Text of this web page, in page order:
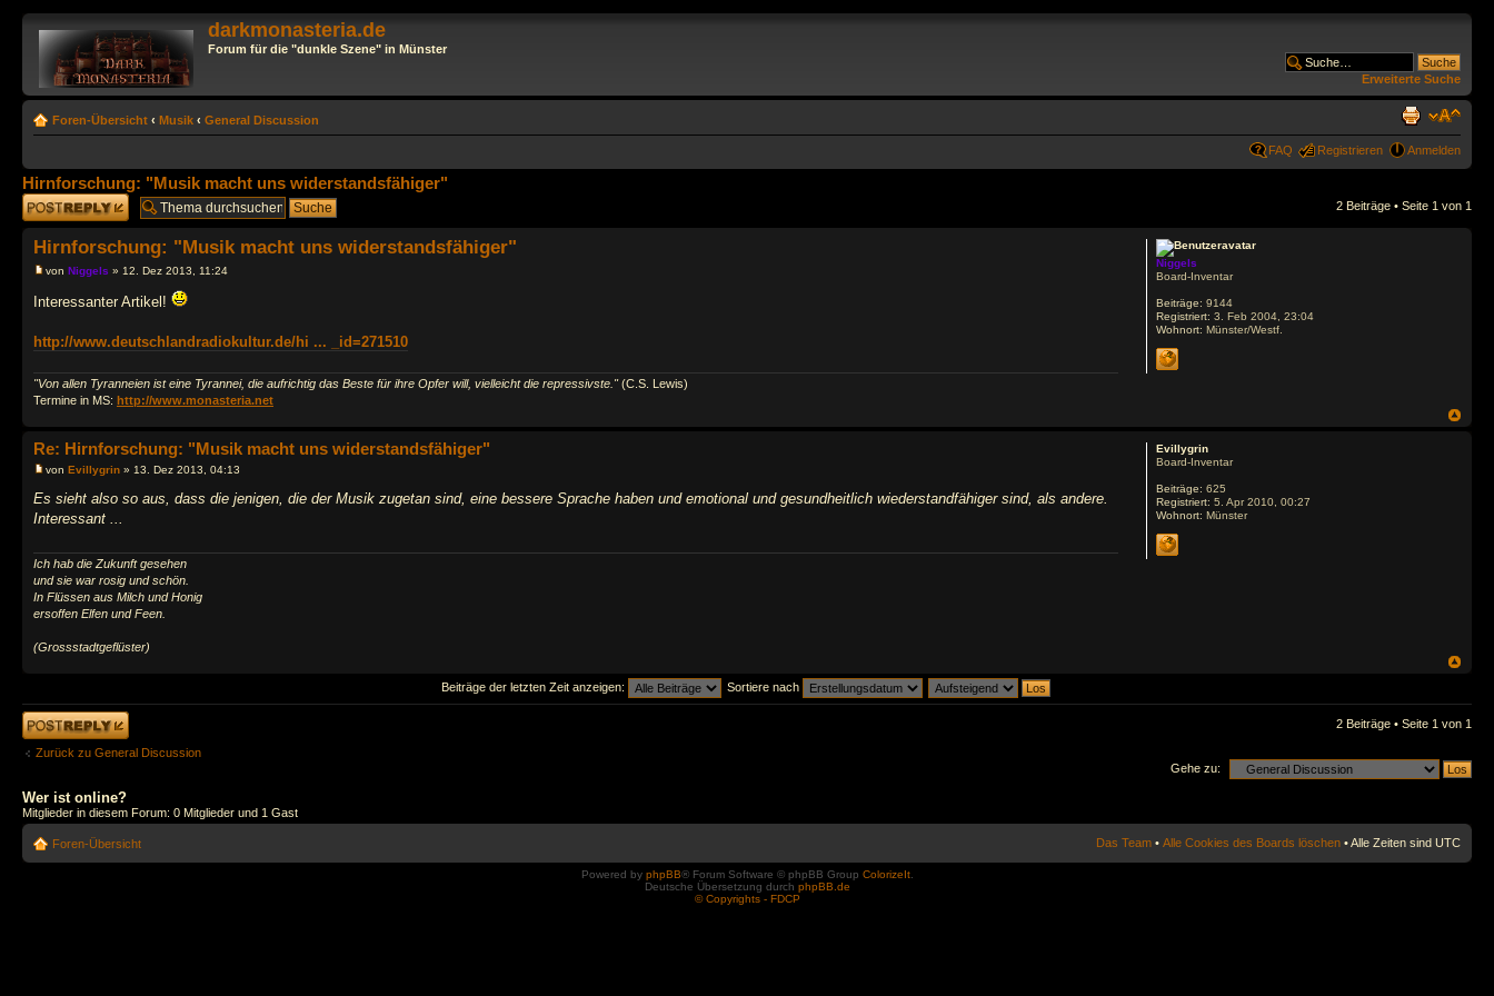
darkmonasteria.de
Forum für die "dunkle Szene" in Münster
Erweiterte Suche
Foren-Übersicht ‹ Musik ‹ General Discussion
FAQ Registrieren Anmelden
Hirnforschung: "Musik macht uns widerstandsfähiger"
Antwort erstellen 2 Beiträge • Seite 1 von 1
Hirnforschung: "Musik macht uns widerstandsfähiger"
von Niggels » 12. Dez 2013, 11:24
Interessanter Artikel!
http://www.deutschlandradiokultur.de/hi ... _id=271510
"Von allen Tyranneien ist eine Tyrannei, die aufrichtig das Beste für ihre Opfer will, vielleicht die repressivste."(C.S. Lewis)
Termine in MS: http://www.monasteria.net
Niggels
Board-Inventar
Beiträge: 9144
Registriert: 3. Feb 2004, 23:04
Wohnort: Münster/Westf.
Re: Hirnforschung: "Musik macht uns widerstandsfähiger"
von Evillygrin » 13. Dez 2013, 04:13
Es sieht also so aus, dass die jenigen, die der Musik zugetan sind, eine bessere Sprache haben und emotional und gesundheitlich wiederstandfähiger sind, als andere.
Interessant ...
Ich hab die Zukunft gesehen
und sie war rosig und schön.
In Flüssen aus Milch und Honig
ersoffen Elfen und Feen.
(Grossstadtgeflüster)
Evillygrin
Board-Inventar
Beiträge: 625
Registriert: 5. Apr 2010, 00:27
Wohnort: Münster
Beiträge der letzten Zeit anzeigen: Sortiere nach
Antwort erstellen 2 Beiträge • Seite 1 von 1
Zurück zu General Discussion
Gehe zu:
Wer ist online?
Mitglieder in diesem Forum: 0 Mitglieder und 1 Gast
Foren-Übersicht Das Team • Alle Cookies des Boards löschen • Alle Zeiten sind UTC
Powered by phpBB® Forum Software © phpBB Group ColorizeIt.
Deutsche Übersetzung durch phpBB.de
© Copyrights - FDCP